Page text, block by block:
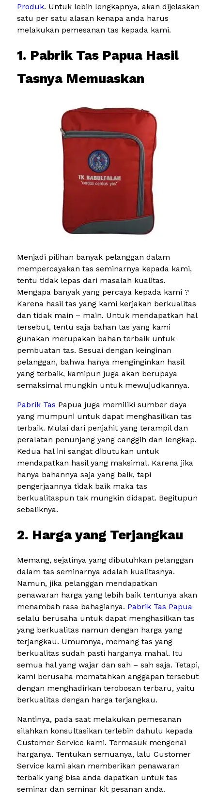
Produk. Untuk lebih lengkapnya, akan dijelaskan
satu per satu alasan kenapa anda harus
melakukan pemesanan tas kepada kami.
1. Pabrik Tas Papua Hasil
Tasnya Memuaskan
Menjadi pilihan banyak pelanggan dalam
mempercayakan tas seminarnya kepada kami,
tentu tidak lepas dari masalah kualitas.
Mengapa banyak yang percaya kepada kami ?
Karena hasil tas yang kami kerjakan berkualitas
dan tidak main – main. Untuk mendapatkan hal
tersebut, tentu saja bahan tas yang kami
gunakan merupakan bahan terbaik untuk
pembuatan tas. Sesuai dengan keinginan
pelanggan, bahwa hanya menginginkan hasil
yang terbaik, kamipun juga akan berupaya
semaksimal mungkin untuk mewujudkannya.
Pabrik Tas Papua juga memiliki sumber daya
yang mumpuni untuk dapat menghasilkan tas
terbaik. Mulai dari penjahit yang terampil dan
peralatan penunjang yang canggih dan lengkap.
Kedua hal ini sangat dibutukan untuk
mendapatkan hasil yang maksimal. Karena jika
hanya bahannya saja yang baik, tapi
pengerjaannya tidak baik maka tas
berkualitaspun tak mungkin didapat. Begitupun
sebaliknya.
2. Harga yang Terjangkau
Memang, sejatinya yang dibutuhkan pelanggan
dalam tas seminarnya adalah kualitasnya.
Namun, jika pelanggan mendapatkan
penawaran harga yang lebih baik tentunya akan
menambah rasa bahagianya. Pabrik Tas Papua
selalu berusaha untuk dapat menghasilkan tas
yang berkualitas namun dengan harga yang
terjangkau. Umumnya, memang tas yang
berkualitas sudah pasti harganya mahal. Itu
semua hal yang wajar dan sah – sah saja. Tetapi,
kami berusaha mematahkan anggapan tersebut
dengan menghadirkan terobosan terbaru, yaitu
berkualitas dengan harga terjangkau.
Nantinya, pada saat melakukan pemesanan
silahkan konsultasikan terlebih dahulu kepada
Customer Service kami. Termasuk mengenai
harganya. Tentukan semuanya, lalu Customer
Service kami akan memberikan penawaran
terbaik yang bisa anda dapatkan untuk tas
seminar dan seminar kit pesanan anda.